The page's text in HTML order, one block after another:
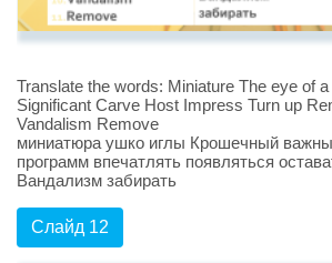
Translate the words: Miniature The eye of
Significant Carve Host Impress Turn up
Vandalism Remove
миниатюра ушко иглы Крошечный
программ впечатлять появляться
Вандализм забирать
Слайд 12